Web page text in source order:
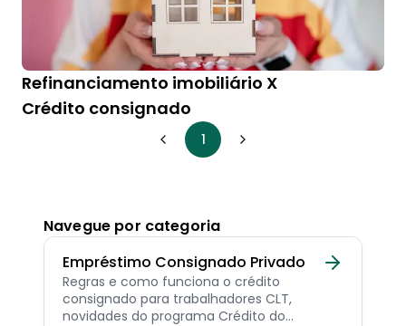
Refinanciamento imobiliário X
Crédito consignado
1
Navegue por categoria
Empréstimo Consignado Privado
Regras e como funciona o crédito
consignado para trabalhadores CLT,
novidades do programa Crédito do